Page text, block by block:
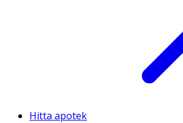
Hitta apotek